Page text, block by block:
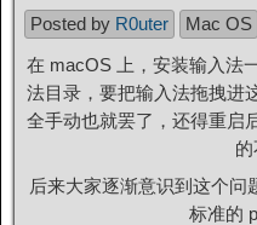
Posted by R0uter
Mac OS
在 macOS 上，安装输入法
法目录，要把输入法拖拽进
全手动也就罢了，还得重启
的
后来大家逐渐意识到这个
标准的